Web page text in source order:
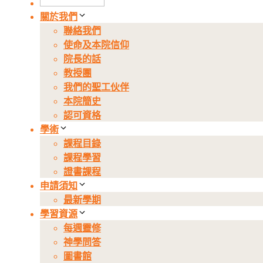
關於我們
聯絡我們
使命及本院信仰
院長的話
教授團
我們的聖工伙伴
本院簡史
認可資格
學術
課程目錄
課程學習
證書課程
申請須知
最新學期
學習資源
每週靈修
神學問答
圖書館